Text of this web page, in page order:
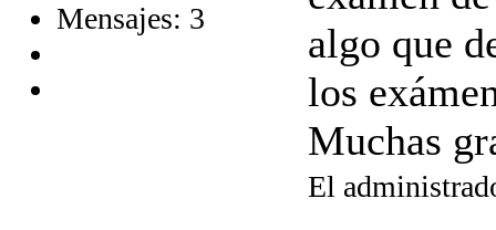
Mensajes: 3
algo que
los
Muchas
El